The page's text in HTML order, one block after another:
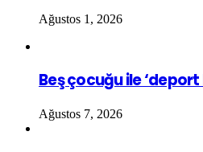
Ağustos 1, 2026
Beş çocuğu ile ‘deport
Ağustos 7, 2026